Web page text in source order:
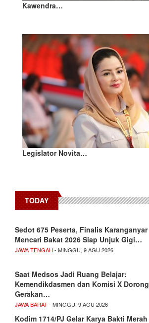
Kawendra…
Legislator Novita…
TODAY
Sedot 675 Peserta, Finalis Karanganyar
Mencari Bakat 2026 Siap Unjuk Gigi…
JAWA TENGAH - MINGGU, 9 AGU 2026
Saat Medsos Jadi Ruang Belajar:
Kemendikdasmen dan Komisi X Dorong
Gerakan…
JAWA BARAT- MINGGU, 9 AGU 2026
Kodim 1714/PJ Gelar Karya Bakti Merah